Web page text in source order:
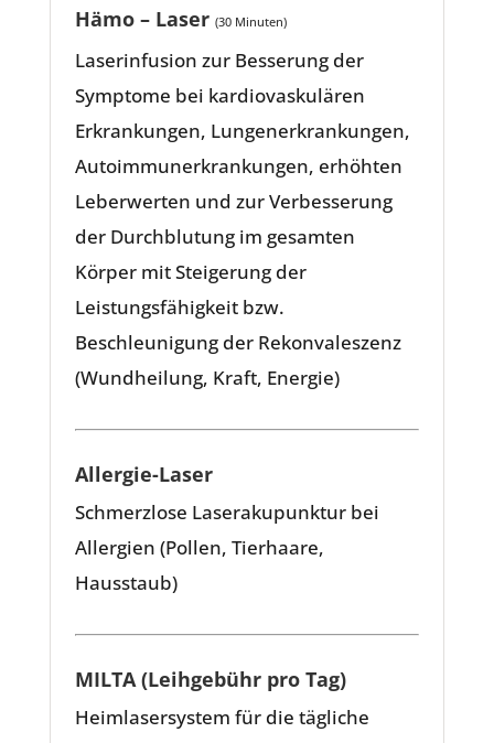
Hämo – Laser (30 Minuten)
Laserinfusion zur Besserung der
Symptome bei kardiovaskulären
Erkrankungen, Lungenerkrankungen,
Autoimmunerkrankungen, erhöhten
Leberwerten und zur Verbesserung
der Durchblutung im gesamten
Körper mit Steigerung der
Leistungsfähigkeit bzw.
Beschleunigung der Rekonvaleszenz
(Wundheilung, Kraft, Energie)
Allergie-Laser
Schmerzlose Laserakupunktur bei
Allergien (Pollen, Tierhaare,
Hausstaub)
MILTA (Leihgebühr pro Tag)
Heimlasersystem für die tägliche